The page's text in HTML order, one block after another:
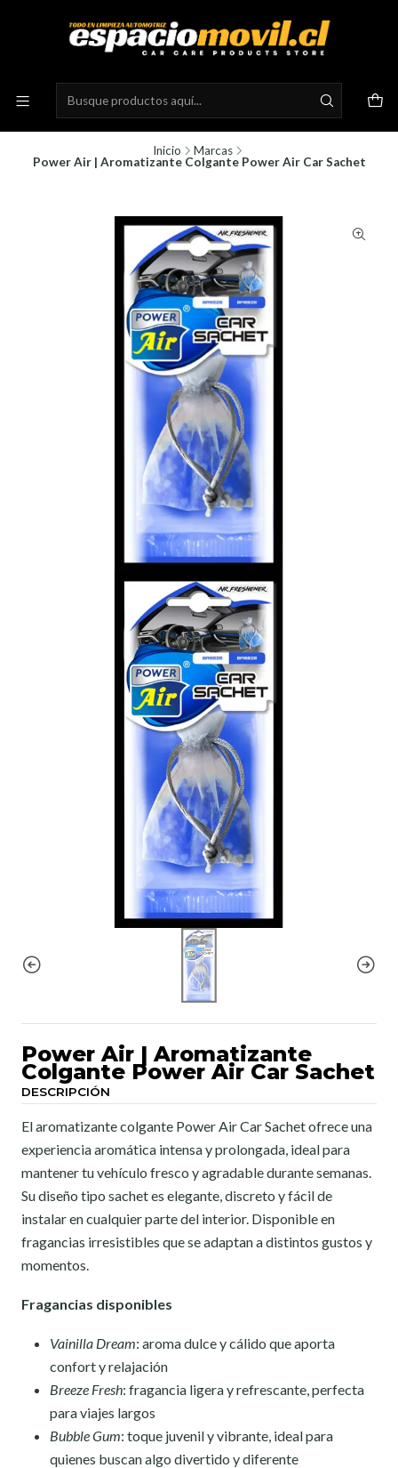
Inicio
Marcas
Power Air | Aromatizante Colgante Power Air Car Sachet
Power Air | Aromatizante
Colgante Power Air Car Sachet
DESCRIPCIÓN
El aromatizante colgante Power Air Car Sachet ofrece una
experiencia aromática intensa y prolongada, ideal para
mantener tu vehículo fresco y agradable durante semanas.
Su diseño tipo sachet es elegante, discreto y fácil de
instalar en cualquier parte del interior. Disponible en
fragancias irresistibles que se adaptan a distintos gustos y
momentos.
Fragancias disponibles
Vainilla Dream: aroma dulce y cálido que aporta
confort y relajación
Breeze Fresh: fragancia ligera y refrescante, perfecta
para viajes largos
Bubble Gum: toque juvenil y vibrante, ideal para
quienes buscan algo divertido y diferente